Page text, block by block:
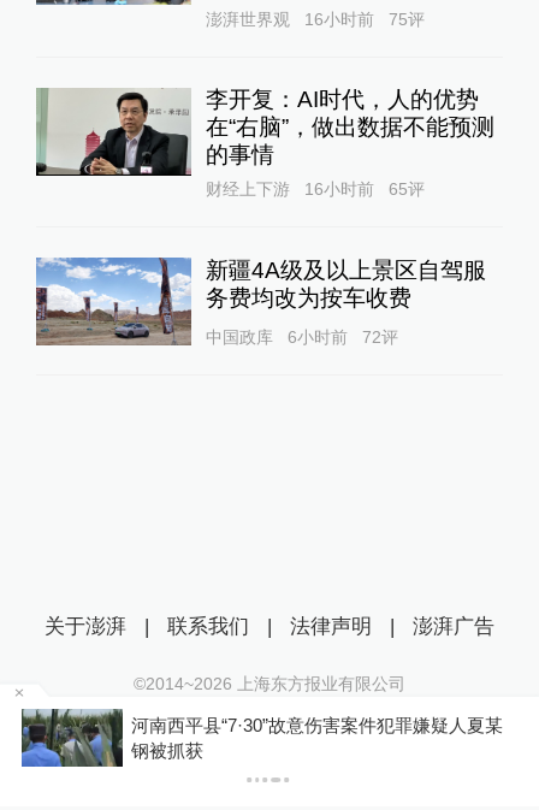
澎湃世界观 16小时前 75评
李开复：AI时代，人的优势
在“右脑”，做出数据不能预测
的事情
财经上下游 16小时前 65评
新疆4A级及以上景区自驾服
务费均改为按车收费
中国政库 6小时前 72评
河南西平县“7·30”故意伤害案件犯罪嫌疑人夏某
钢被抓获
关于澎湃 | 联系我们 | 法律声明 | 澎湃广告
©2014~2026 上海东方报业有限公司
沪ICP证：沪B2-20170116 | 沪ICP备14003370号
互联网新闻信息服务许可证：31120170006
沪公网安备 31010602000299号